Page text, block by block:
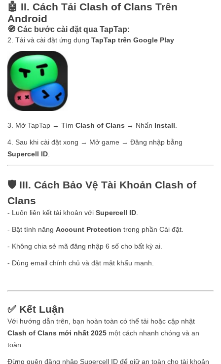
🤖 II. Cách Tải Clash of Clans Trên
Android
🧭 Các bước cài đặt qua TapTap:
2. Tải và cài đặt ứng dụng TapTap trên Google Play
3. Mở TapTap → Tìm Clash of Clans → Nhấn Install
4. Sau khi cài đặt xong → Mở game → Đăng nhập bằng
Supercell ID
🛡️ III. Cách Bảo Vệ Tài Khoản Clash of
Clans
- Luôn liên kết tài khoản với Supercell ID
- Bật tính năng Account Protection trong phần Cài đặt.
- Không chia sẻ mã đăng nhập 6 số cho bất kỳ ai.
- Dùng email chính chủ và đặt mật khẩu mạnh.
✅ Kết Luận
Với hướng dẫn trên, bạn hoàn toàn có thể tải hoặc cập nhật
Clash of Clans mới nhất 2025 một cách nhanh chóng và an
toàn.
Đừng quên đăng nhập Supercell ID để giữ an toàn cho tài khoản